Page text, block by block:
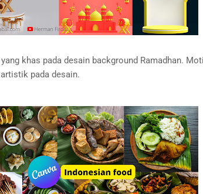
khas pada desain background Ramadhan.
pada desain.